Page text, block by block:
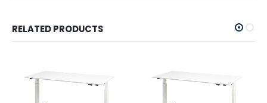
RELATED PRODUCTS